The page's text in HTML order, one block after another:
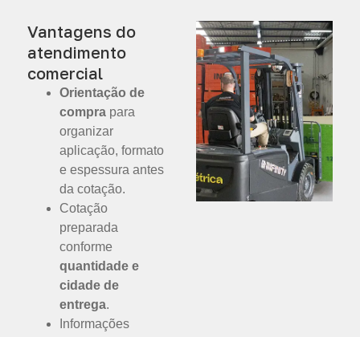
Vantagens do
atendimento
comercial
Orientação de
compra para
organizar
aplicação, formato
e espessura antes
da cotação.
Cotação
preparada
conforme
quantidade e
cidade de
entrega.
Informações